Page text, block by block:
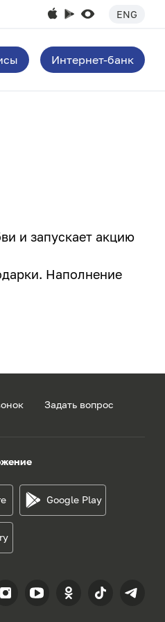
ENG
Интернет-банк
и запускает акцию
Наполнение
Задать вопрос
Google Play